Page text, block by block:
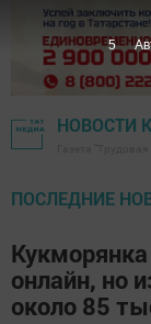
НОВОСТИ
ПОСЛЕДНИЕ
онлайн, но
около 85
4